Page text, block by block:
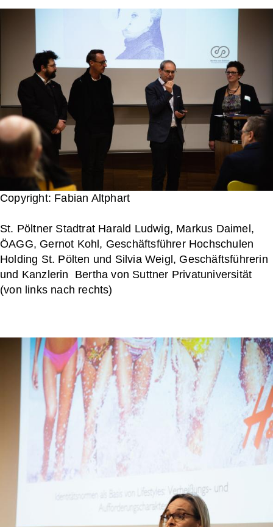
Copyright: Fabian Altphart
St. Pöltner Stadtrat Harald Ludwig, Markus Daimel,
ÖAGG, Gernot Kohl, Geschäftsführer Hochschulen
Holding St. Pölten und Silvia Weigl, Geschäftsführerin
und Kanzlerin Bertha von Suttner Privatuniversität
(von links nach rechts)